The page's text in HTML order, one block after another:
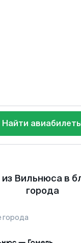
Найти
Вильнюса в
города
города